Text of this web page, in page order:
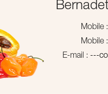
Mobile
Mobile
E-mail : ---